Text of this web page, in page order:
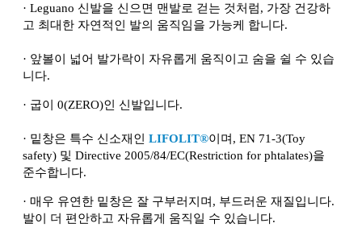
· Leguano 신발을 신으면 맨발로 걷는 것처럼, 가장 건강하
고 최대한 자연적인 발의 움직임을 가능케 합니다.
· 앞볼이 넓어 발가락이 자유롭게 움직이고 숨을 쉴 수 있습
니다.
· 굽이 0(ZERO)인 신발입니다.
· 밑창은 특수 신소재인 LIFOLIT®이며, EN 71-3(Toy
safety) 및 Directive 2005/84/EC(Restriction for phtalates)을
준수합니다.
· 매우 유연한 밑창은 잘 구부러지며, 부드러운 재질입니다.
발이 더 편안하고 자유롭게 움직일 수 있습니다.